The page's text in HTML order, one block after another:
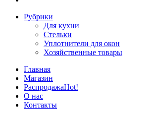
Рубрики
Для кухни
Стельки
Уплотнители для окон
Хозяйственные товары
Главная
Магазин
РаспродажаHot!
О нас
Контакты